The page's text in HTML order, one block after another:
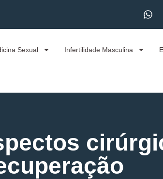
Sexual Infertilidade Masculina